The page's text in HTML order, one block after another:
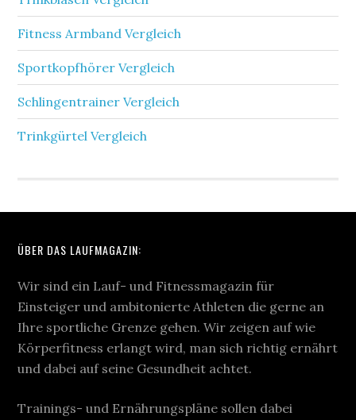
Fitness Armband Vergleich
Sportkopfhörer Vergleich
Schlingentrainer Vergleich
Trinkgürtel Vergleich
ÜBER DAS LAUFMAGAZIN:
Wir sind ein Lauf- und Fitnessmagazin für
Einsteiger und ambitonierte Athleten die gerne an
Ihre sportliche Grenze gehen. Wir zeigen auf wie
Körperfitness erlangt wird, man sich richtig ernährt
und dabei auf seine Gesundheit achtet.
Trainings- und Ernährungspläne sollen dabei